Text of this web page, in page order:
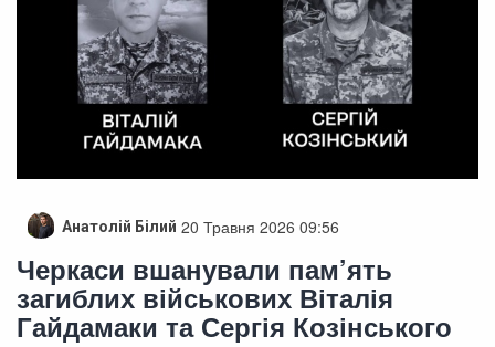
Анатолій Білий 20 Травня 2026 09:56
Черкаси вшанували пам’ять
загиблих військових Віталія
Гайдамаки та Сергія Козінського